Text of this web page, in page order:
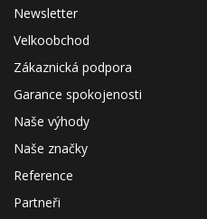
Newsletter
Velkoobchod
Zákaznická podpora
Garance spokojenosti
Naše výhody
Naše značky
Reference
Partneři